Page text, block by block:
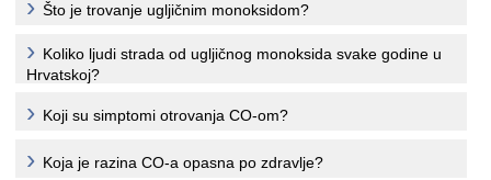
Što je trovanje ugljičnim monoksidom?
Koliko ljudi strada od ugljičnog monoksida svake godine u
Hrvatskoj?
Koji su simptomi otrovanja CO-om?
Koja je razina CO-a opasna po zdravlje?